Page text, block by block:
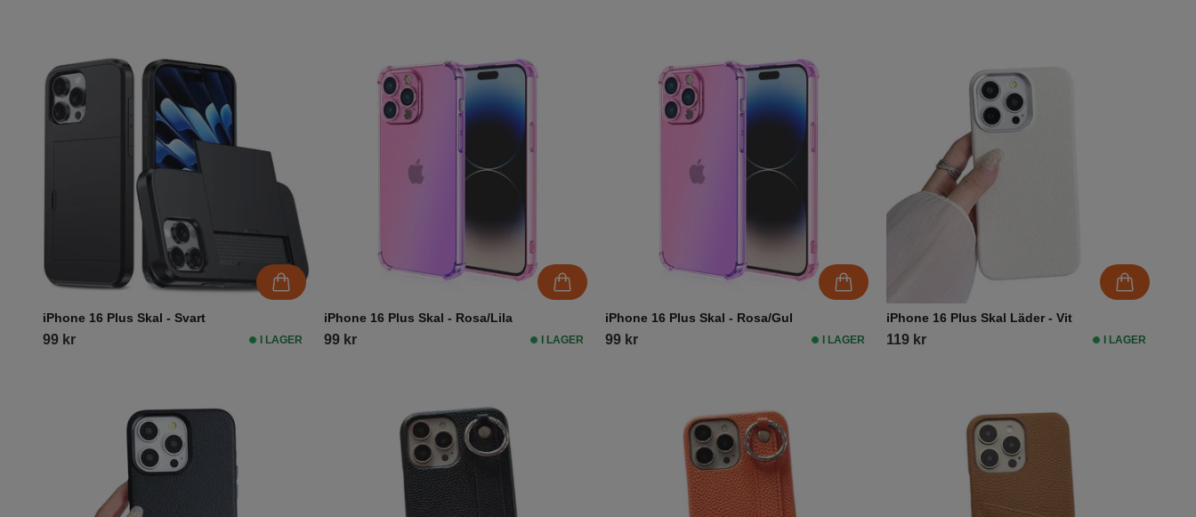
iPhone 16 Plus Skal - Svart
99 kr I LAGER
iPhone 16 Plus Skal - Rosa/Lila
99 kr I LAGER
iPhone 16 Plus Skal - Rosa/Gul
99 kr I LAGER
iPhone 16 Plus Skal Läder - Vit
119 kr I LAGER